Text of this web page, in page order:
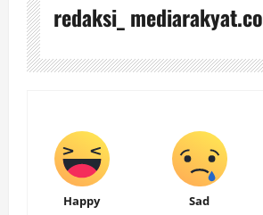
redaksi_ mediarakyat.co
Happy Sad